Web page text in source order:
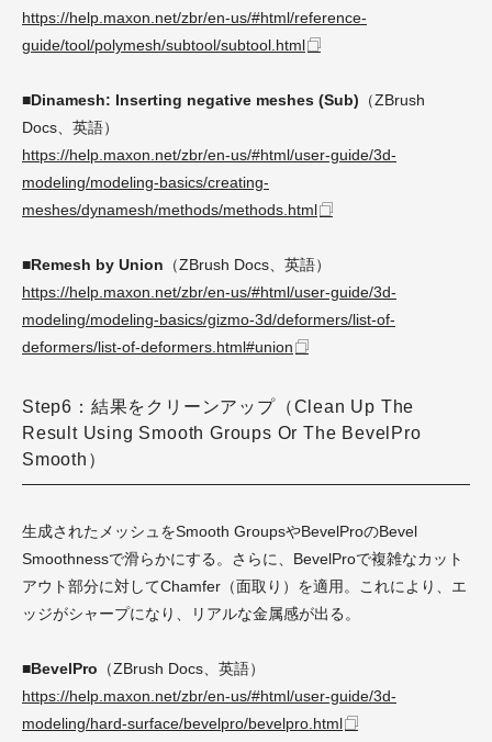
https://help.maxon.net/zbr/en-us/#html/reference-
guide/tool/polymesh/subtool/subtool.html
■Dinamesh: Inserting negative meshes (Sub) （ZBrush
Docs、英語）
https://help.maxon.net/zbr/en-us/#html/user-guide/3d-
modeling/modeling-basics/creating-
meshes/dynamesh/methods/methods.html
■Remesh by Union （ZBrush Docs、英語）
https://help.maxon.net/zbr/en-us/#html/user-guide/3d-
modeling/modeling-basics/gizmo-3d/deformers/list-of-
deformers/list-of-deformers.html#union
Step6：結果をクリーンアップ（Clean Up The
Result Using Smooth Groups Or The BevelPro
Smooth）
生成されたメッシュをSmooth GroupsやBevelProのBevel
Smoothnessで滑らかにする。さらに、BevelProで複雑なカット
アウト部分に対してChamfer（面取り）を適用。これにより、エ
ッジがシャープになり、リアルな金属感が出る。
■BevelPro （ZBrush Docs、英語）
https://help.maxon.net/zbr/en-us/#html/user-guide/3d-
modeling/hard-surface/bevelpro/bevelpro.html